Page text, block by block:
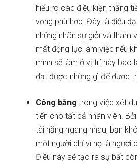
hiểu rõ các điều kiện thăng
vọng phù hợp. Đây là điều
những nhân sự giỏi và tham
mất động lực làm việc nếu
mình sẽ làm ở vị trí này bao
đạt được những gì để được
Công bằng trong việc xét
tiến cho tất cả nhân viên.
tài năng ngang nhau, bạn
một người chỉ vì họ là người
Điều này sẽ tạo ra sự bất